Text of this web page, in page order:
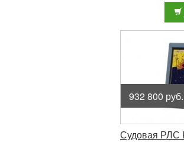
932 800 руб.
Судовая РЛС